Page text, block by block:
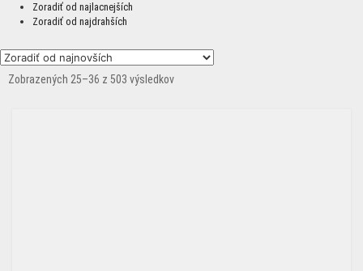
Zoradiť od najlacnejších
Zoradiť od najdrahších
Zobrazených 25–36 z 503 výsledkov